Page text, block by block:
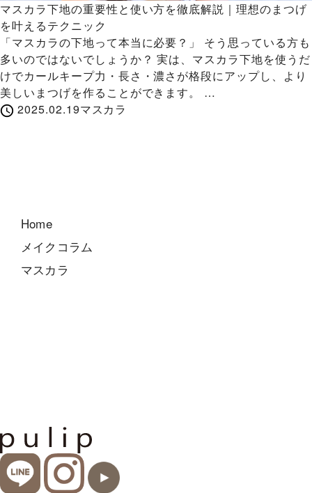
マスカラ下地の重要性と使い方を徹底解説｜理想のまつげ
を叶えるテクニック
「マスカラの下地って本当に必要？」 そう思っている方も
多いのではないでしょうか？ 実は、マスカラ下地を使うだ
けでカールキープ力・長さ・濃さが格段にアップし、より
美しいまつげを作ることができます。 …
2025.02.19マスカラ
Home
メイクコラム
マスカラ